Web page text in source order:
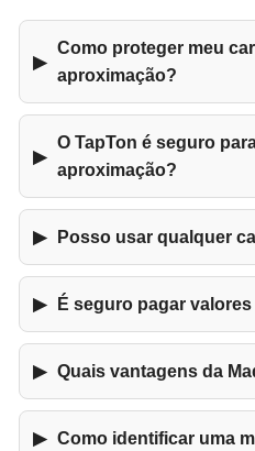
▶
Como proteger meu
aproximação?
▶
O TapTon é seguro
aproximação?
▶ Posso usar qualquer
▶ É seguro pagar
▶ Quais vantagens da
▶ Como identificar uma